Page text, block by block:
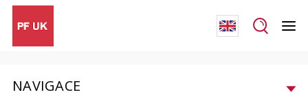
NAVIGACE